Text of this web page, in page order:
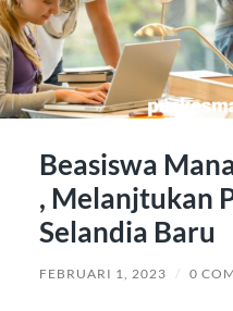
Beasiswa
, Melanjtukan
Selandia Baru
FEBRUARI 1, 2023 / 0